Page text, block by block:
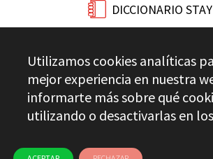
DICCIONARIO
CONTACTO
Stayer.es © 2026
Utilizamos cookies analíticas
mejor experiencia en nuestra
informarte más sobre qué
utilizando o desactivarlas en los